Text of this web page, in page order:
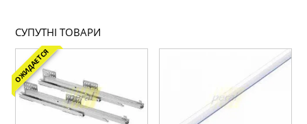
СУПУТНІ ТОВАРИ
ОЖИДАЕТСЯ